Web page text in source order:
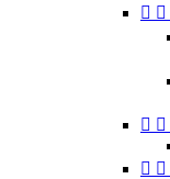
 
 
 